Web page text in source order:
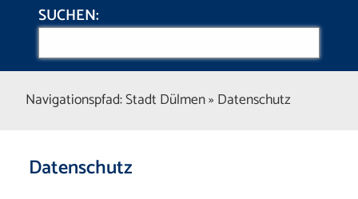
SUCHEN:
Navigationspfad:Stadt Dülmen» Datenschutz
zur Randspalte springen
Datenschutz